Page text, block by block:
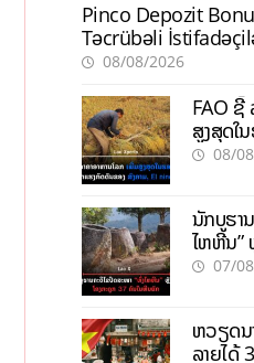
Pinco Depozit
Təcrübəli
08/08/2026
FAO ຊີ້
ສູງສຸດໃ
ກົດດັນຂ
08/
ນັກບູຮາ
ໄຫຫີນ”
ຄົນໃນຫີ
07/
ຫວຽດ
ລາຍໄດ້